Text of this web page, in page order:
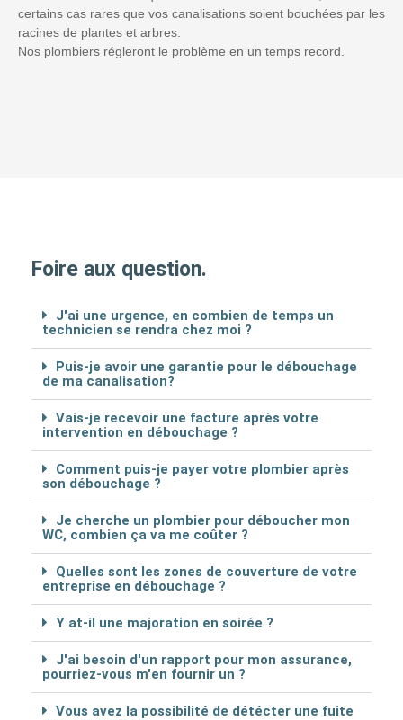
certains cas rares que vos canalisations soient bouchées par les
racines de plantes et arbres.
Nos plombiers régleront le problème en un temps record.
Foire aux question.
J'ai une urgence, en combien de temps un
technicien se rendra chez moi ?
Puis-je avoir une garantie pour le débouchage
de ma canalisation?
Vais-je recevoir une facture après votre
intervention en débouchage ?
Comment puis-je payer votre plombier après
son débouchage ?
Je cherche un plombier pour déboucher mon
WC, combien ça va me coûter ?
Quelles sont les zones de couverture de votre
entreprise en débouchage ?
Y at-il une majoration en soirée ?
J'ai besoin d'un rapport pour mon assurance,
pourriez-vous m'en fournir un ?
Vous avez la possibilité de détécter une fuite